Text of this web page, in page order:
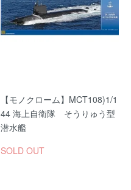
【モノクローム】MCT108)1/1
44 海上自衛隊 そうりゅう型
潜水艦
SOLD OUT